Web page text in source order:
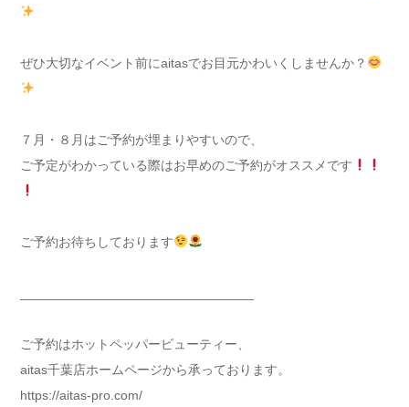
ぜひ大切なイベント前にaitasでお目元かわいくしませんか？
７月・８月はご予約が埋まりやすいので、
ご予定がわかっている際はお早めのご予約がオススメです
ご予約お待ちしております
ご予約はホットペッパービューティー、
aitas千葉店ホームページから承っております。
https://aitas-pro.com/